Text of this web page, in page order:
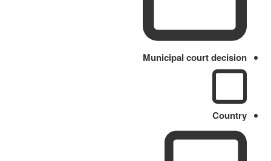
Municipal court decision
Country